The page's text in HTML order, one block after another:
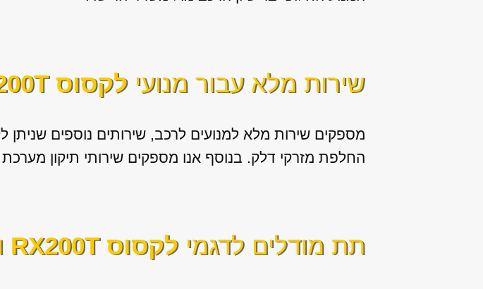
שירות מלא עבור מנועילקסוס RX200T
מספקים שירות מלא למנועים לרכב, שירותים נוספים שניתן
החלפת מזרקי דלק. בנוסף אנו מספקים שירותי תיקון מערכת ABS, אספקה והתקנת גירים מיבוא לכל סוגי הרכבים.
תת מודלים לדגמילקסוס RX200T